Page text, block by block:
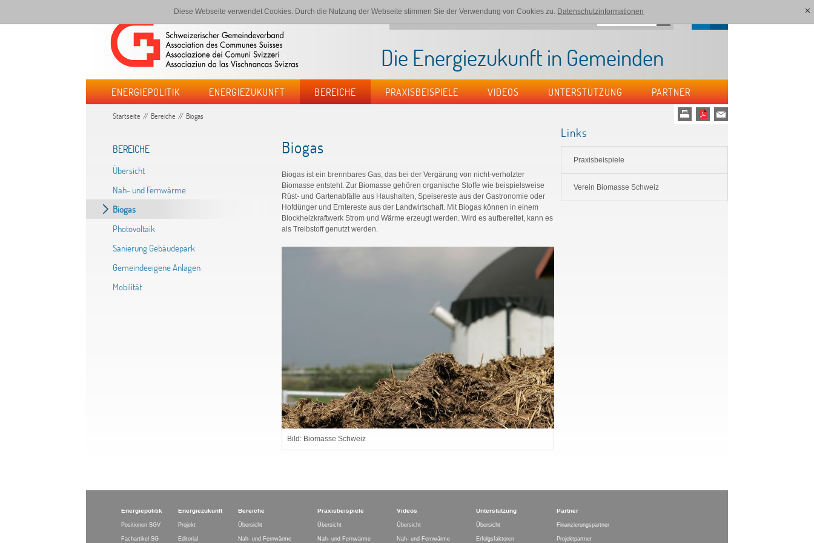
Diese Webseite verwendet Cookies. Durch die Nutzung der Webseite stimmen Sie der Verwendung von Cookies zu. Datenschutzinformationen
[x]
Die Energiezukunft in Gemeinden
ENERGIEPOLITIK ENERGIEZUKUNFT BEREICHE PRAXISBEISPIELE VIDEOS UNTERSTÜTZUNG PARTNER
Startseite Bereiche Biogas
BEREICHE
Übersicht
Nah- und Fernwärme
Biogas
Photovoltaik
Sanierung Gebäudepark
Gemeindeeigene Anlagen
Mobilität
Biogas
Biogas ist ein brennbares Gas, das bei der Vergärung von nicht-verholzter
Biomasse entsteht. Zur Biomasse gehören organische Stoffe wie beispielsweise
Rüst- und Gartenabfälle aus Haushalten, Speisereste aus der Gastronomie oder
Hofdünger und Erntereste aus der Landwirtschaft. Mit Biogas können in einem
Blockheizkraftwerk Strom und Wärme erzeugt werden. Wird es aufbereitet, kann es
als Treibstoff genutzt werden.
Bild: Biomasse Schweiz
Links
Praxisbeispiele
Verein Biomasse Schweiz
Energiepolitik
Positionen SGV
Fachartikel SG
Energiezukunft
Projekt
Editorial
Bereiche
Übersicht
Nah- und Fernwärme
Praxisbeispiele
Übersicht
Nah- und Fernwärme
Videos
Übersicht
Nah- und Fernwärme
Unterstützung
Übersicht
Erfolgsfaktoren
Partner
Finanzierungspartner
Projektpartner